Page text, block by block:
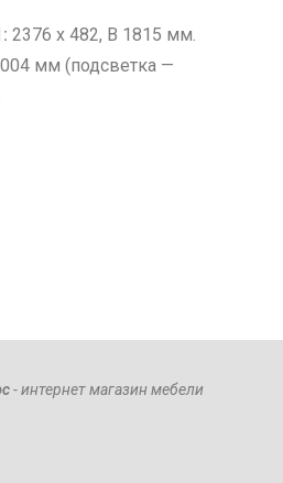
2376 x 482, В 1815 мм.
мм (подсветка —
- интернет магазин мебели